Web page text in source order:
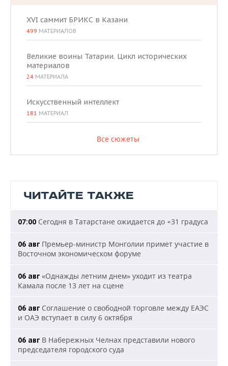
XVI саммит БРИКС в Казани
499 МАТЕРИАЛОВ
Великие воины Татарии. Цикл исторических
материалов
24 МАТЕРИАЛА
Искусственный интеллект
181 МАТЕРИАЛ
Все сюжеты
ЧИТАЙТЕ ТАКЖЕ
07:00 Сегодня в Татарстане ожидается до +31 градуса
06 авг Премьер-министр Монголии примет участие в
Восточном экономическом форуме
06 авг «Однажды летним днем» уходит из театра
Камала после 13 лет на сцене
06 авг Соглашение о свободной торговле между ЕАЭС
и ОАЭ вступает в силу 6 октября
06 авг В Набережных Челнах представили нового
председателя городского суда